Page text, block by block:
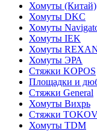
Хомуты (Китай)
Хомуты DKC
Хомуты
Хомуты IEK
Хомуты
Хомуты ЭРА
Стяжки KOPOS
Площадки и
Стяжки General
Хомуты Вихрь
Стяжки
Хомуты TDM